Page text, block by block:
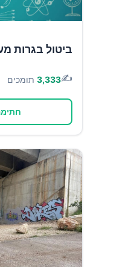
ביטול בגרות
✍️
3,333 תומכים